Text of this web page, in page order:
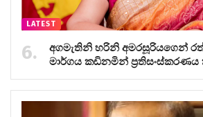
LATEST
අගමැතිනි හරිනි අමරසූරියගෙන්
මාර්ගය කඩිනමින් ප්‍රතිසංස්කරණය